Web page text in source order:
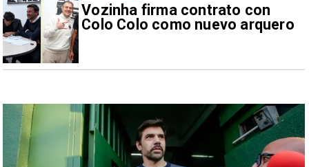
Vozinha firma contrato con
Colo Colo como nuevo arquero